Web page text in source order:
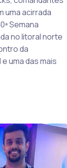
uma acirrada
Semana
no litoral norte
da
uma das mais